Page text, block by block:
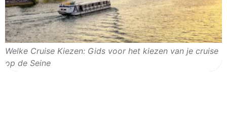
Welke Cruise Kiezen: Gids voor het kiezen van je cruise
op de Seine